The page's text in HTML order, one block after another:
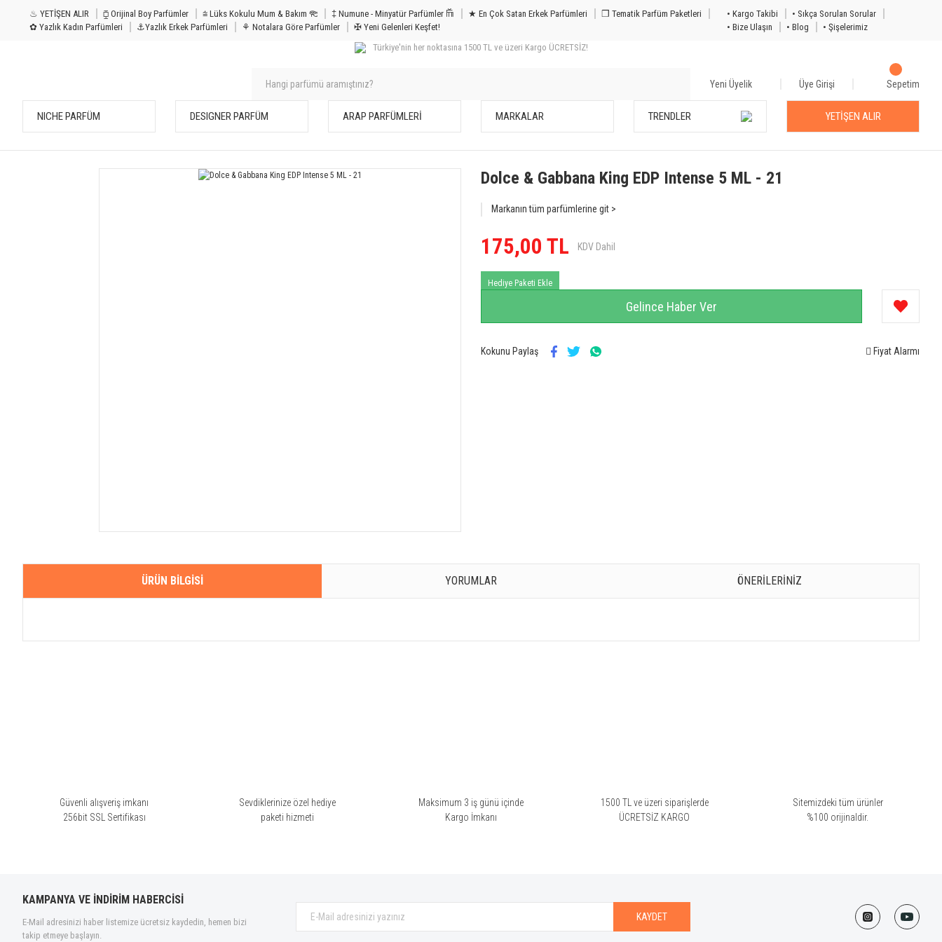
♨ YETİŞEN ALIR ⧮ Orijinal Boy Parfümler ⩭ Lüks Kokulu Mum & Bakım 𐦝 ‡ Numune - Minyatür Parfümler 𐙏 ★ En Çok Satan Erkek Parfümleri
❒ Tematik Parfüm Paketleri
✿ Yazlık Kadın Parfümleri
⚓Yazlık Erkek Parfümleri ⚘ Notalara Göre Parfümler ✠ Yeni Gelenleri Keşfet!
• Kargo Takibi
• Sıkça Sorulan Sorular
• Bize Ulaşın
• Blog
• Şişelerimiz
Türkiye'nin her noktasına 1500 TL ve üzeri Kargo ÜCRETSİZ!
Yeni Üyelik Üye Girişi Sepetim
NICHE PARFÜM DESIGNER PARFÜM ARAP PARFÜMLERİ MARKALAR TRENDLER YETİŞEN ALIR
Dolce & Gabbana King EDP Intense 5 ML - 21
Markanın tüm parfümlerine git >
175,00 TL KDV Dahil
Hediye Paketi Ekle
Gelince Haber Ver
Kokunu Paylaş Fiyat Alarmı
ÜRÜN BILGISI YORUMLAR ÖNERILERINIZ
Güvenli alışveriş imkanı
256bit SSL Sertifikası
Sevdiklerinize özel hediye
paketi hizmeti
Maksimum 3 iş günü içinde
Kargo İmkanı
1500 TL ve üzeri siparişlerde
ÜCRETSİZ KARGO
Sitemizdeki tüm ürünler
%100 orijinaldir.
KAMPANYA VE İNDİRİM HABERCİSİ
E-Mail adresinizi haber listemize ücretsiz kaydedin, hemen bizi
takip etmeye başlayın.
KAYDET